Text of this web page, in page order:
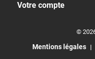
Votre compte
©
Mentions légales